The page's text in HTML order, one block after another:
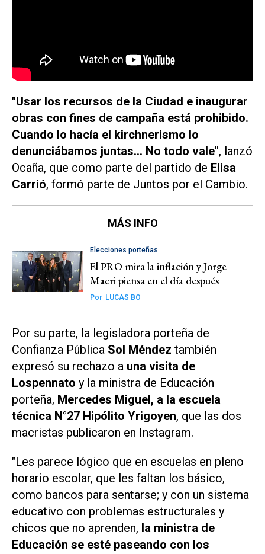
"Usar los recursos de la Ciudad e inaugurar
obras con fines de campaña está prohibido.
Cuando lo hacía el kirchnerismo lo
denunciábamos juntas... No todo vale", lanzó
Ocaña, que como parte del partido de Elisa
Carrió, formó parte de Juntos por el Cambio.
MÁS INFO
Elecciones porteñas
El PRO mira la inflación y Jorge
Macri piensa en el día después
Por LUCAS BO
Por su parte, la legisladora porteña de
Confianza Pública Sol Méndez también
expresó su rechazo a una visita de
Lospennato y la ministra de Educación
porteña, Mercedes Miguel, a la escuela
técnica N°27 Hipólito Yrigoyen, que las dos
macristas publicaron en Instagram.
"Les parece lógico que en escuelas en pleno
horario escolar, que les faltan los básico,
como bancos para sentarse; y con un sistema
educativo con problemas estructurales y
chicos que no aprenden, la ministra de
Educación se esté paseando con los